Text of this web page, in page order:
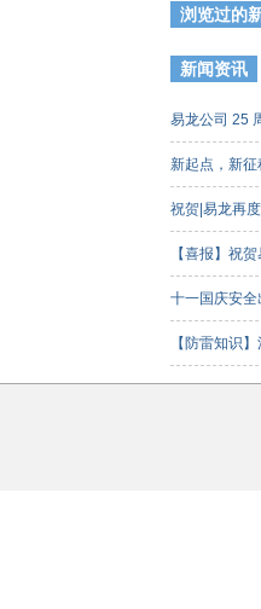
浏览过的
新闻资讯
易龙公司 25
新起点，新征
祝贺|易龙再
【喜报】祝
十一国庆安全
【防雷知识